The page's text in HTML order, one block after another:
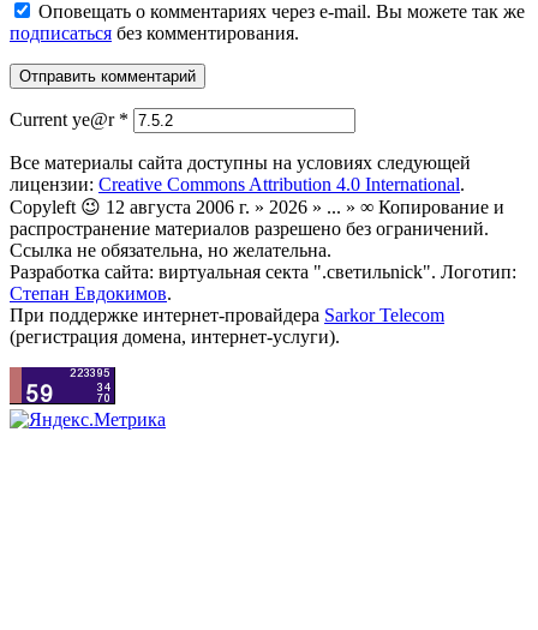
Оповещать о комментариях через e-mail. Вы можете так же
подписаться без комментирования.
Current ye@r *
Все материалы сайта доступны на условиях следующей
лицензии: Creative Commons Attribution 4.0 International.
Copyleft 😉 12 августа 2006 г. » 2026 » ... » ∞ Копирование и
распространение материалов разрешено без ограничений.
Ссылка не обязательна, но желательна.
Разработка сайта: виртуальная секта ".светильnick". Логотип:
Степан Евдокимов.
При поддержке интернет-провайдера Sarkor Telecom
(регистрация домена, интернет-услуги).